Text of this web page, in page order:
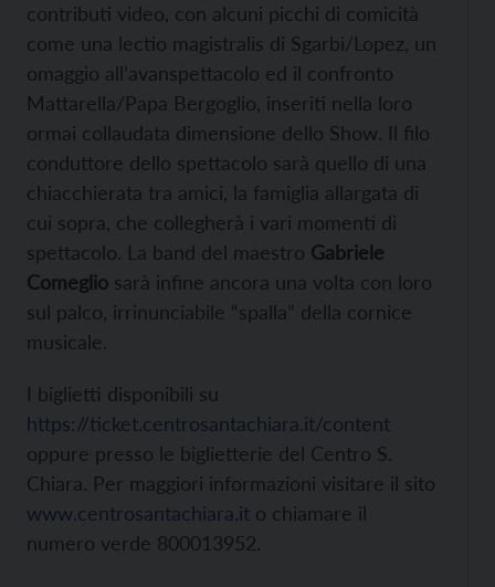
contributi video, con alcuni picchi di comicità
come una lectio magistralis di Sgarbi/Lopez, un
omaggio all’avanspettacolo ed il confronto
Mattarella/Papa Bergoglio, inseriti nella loro
ormai collaudata dimensione dello Show. Il filo
conduttore dello spettacolo sarà quello di una
chiacchierata tra amici, la famiglia allargata di
cui sopra, che collegherà i vari momenti di
spettacolo. La band del maestro Gabriele
Comeglio sarà infine ancora una volta con loro
sul palco, irrinunciabile “spalla” della cornice
musicale.
I biglietti disponibili su
https://ticket.centrosantachiara.it/content
oppure presso le biglietterie del Centro S.
Chiara. Per maggiori informazioni visitare il sito
www.centrosantachiara.it o chiamare il
numero verde 800013952.